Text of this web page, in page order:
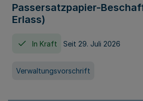
Passersatzpapier-
Erlass)
In Kraft Seit 29. Juli 2026
Verwaltungsvorschrift